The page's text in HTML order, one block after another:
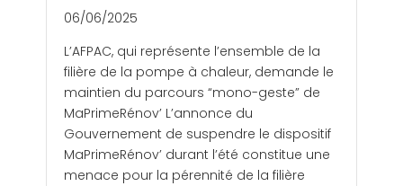
06/06/2025
L’AFPAC, qui représente l’ensemble de la
filière de la pompe à chaleur, demande le
maintien du parcours “mono-geste” de
MaPrimeRénov’ L’annonce du
Gouvernement de suspendre le dispositif
MaPrimeRénov’ durant l’été constitue une
menace pour la pérennité de la filière